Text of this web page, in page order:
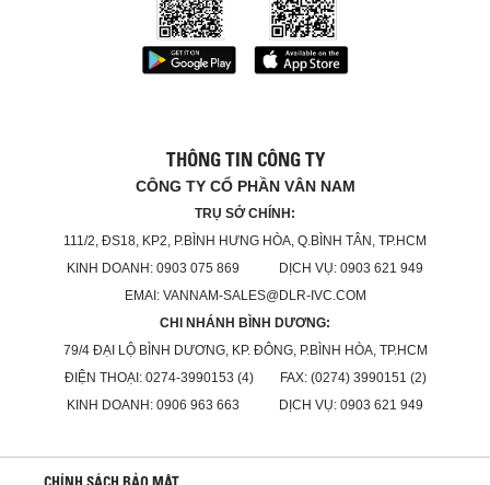
THÔNG TIN CÔNG TY
CÔNG TY CỔ PHẦN VÂN NAM
TRỤ SỞ CHÍNH:
111/2, ĐS18, KP2, P.BÌNH HƯNG HÒA, Q.BÌNH TÂN, TP.HCM
KINH DOANH: 0903 075 869 DỊCH VỤ: 0903 621 949
EMAI: VANNAM-SALES@DLR-IVC.COM
CHI NHÁNH BÌNH DƯƠNG:
79/4 ĐẠI LỘ BÌNH DƯƠNG, KP. ĐÔNG, P.BÌNH HÒA, TP.HCM
ĐIỆN THOẠI: 0274-3990153 (4) FAX: (0274) 3990151 (2)
KINH DOANH: 0906 963 663 DỊCH VỤ: 0903 621 949
CHÍNH SÁCH BẢO MẬT